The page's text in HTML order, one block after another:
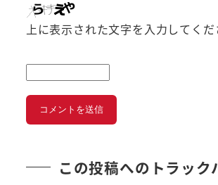
上に表示された文字を入力してくだ
この投稿へのトラック